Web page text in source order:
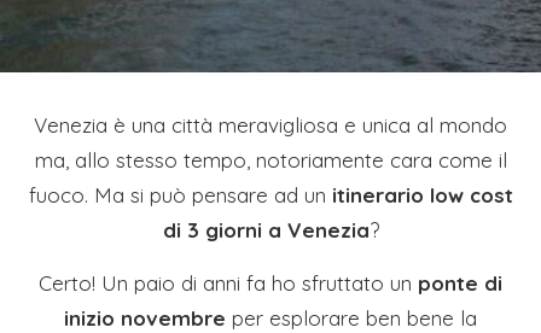
Venezia è una città meravigliosa e unica al mondo
ma, allo stesso tempo, notoriamente cara come il
fuoco. Ma si può pensare ad un itinerario low cost
di 3 giorni a Venezia?
Certo! Un paio di anni fa ho sfruttato un ponte di
inizio novembre per esplorare ben bene la